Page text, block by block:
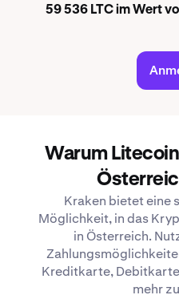
59 536 LTC im Wert
Warum
Kraken bietet eine
Möglichkeit, in das
in Österreich.
Kreditkarte,
mehr